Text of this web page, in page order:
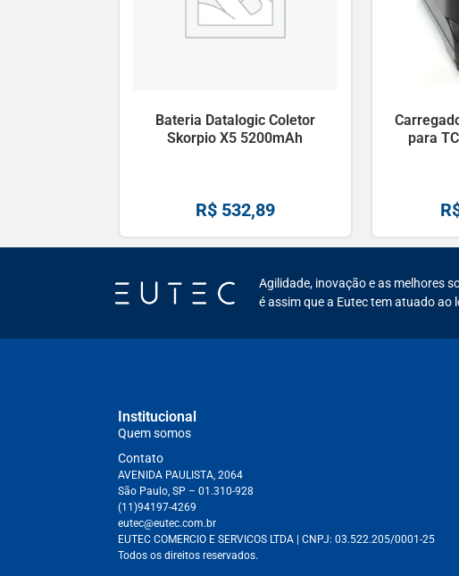
Bateria Datalogic Coletor
Skorpio X5 5200mAh
R$532,89
para
Agilidade, inovação e as melhores
é assim que a Eutec tem atuado ao
Institucional
Quem somos
Contato
AVENIDA PAULISTA, 2064
São Paulo, SP – 01.310-928
(11)94197-4269
eutec@eutec.com.br
EUTEC COMERCIO E SERVICOS LTDA | CNPJ: 03.522.205/0001-25
Todos os direitos reservados.